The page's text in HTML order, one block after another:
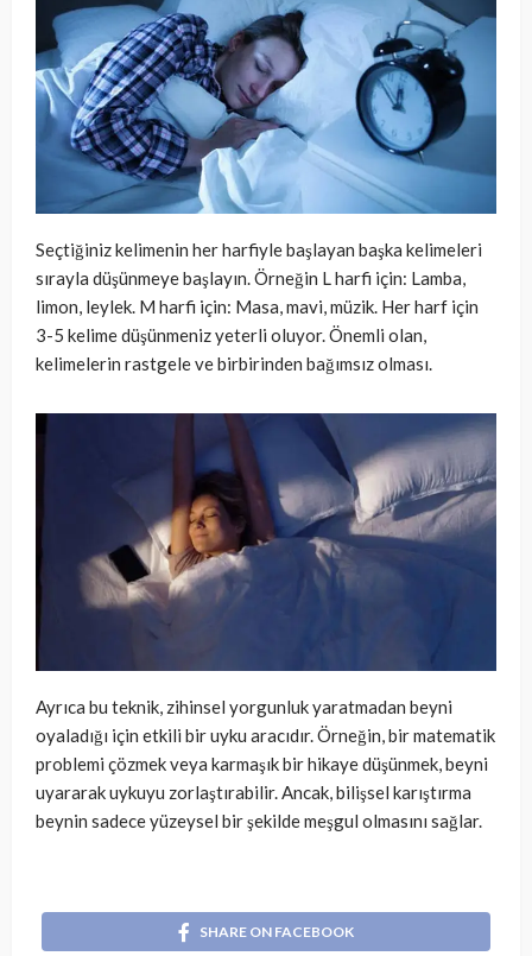
Seçtiğiniz kelimenin her harfiyle başlayan başka kelimeleri
sırayla düşünmeye başlayın. Örneğin L harfi için: Lamba,
limon, leylek. M harfi için: Masa, mavi, müzik. Her harf için
3-5 kelime düşünmeniz yeterli oluyor. Önemli olan,
kelimelerin rastgele ve birbirinden bağımsız olması.
Ayrıca bu teknik, zihinsel yorgunluk yaratmadan beyni
oyaladığı için etkili bir uyku aracıdır. Örneğin, bir matematik
problemi çözmek veya karmaşık bir hikaye düşünmek, beyni
uyararak uykuyu zorlaştırabilir. Ancak, bilişsel karıştırma
beynin sadece yüzeysel bir şekilde meşgul olmasını sağlar.
SHARE ON FACEBOOK